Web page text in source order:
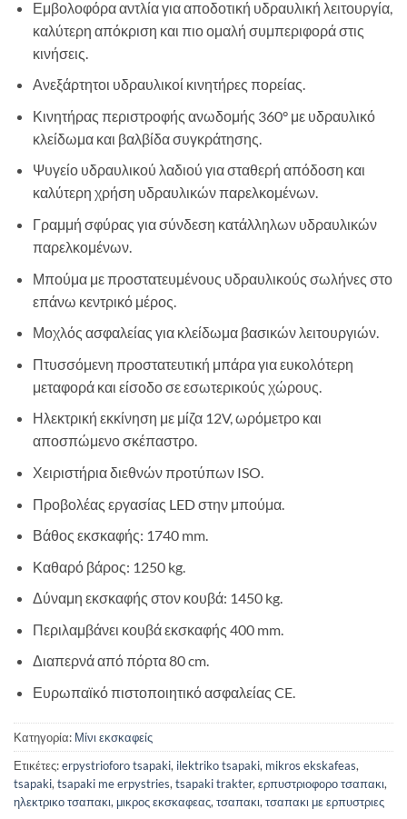
Εμβολοφόρα αντλία για αποδοτική υδραυλική λειτουργία,
καλύτερη απόκριση και πιο ομαλή συμπεριφορά στις
κινήσεις.
Ανεξάρτητοι υδραυλικοί κινητήρες πορείας.
Κινητήρας περιστροφής ανωδομής 360° με υδραυλικό
κλείδωμα και βαλβίδα συγκράτησης.
Ψυγείο υδραυλικού λαδιού για σταθερή απόδοση και
καλύτερη χρήση υδραυλικών παρελκομένων.
Γραμμή σφύρας για σύνδεση κατάλληλων υδραυλικών
παρελκομένων.
Μπούμα με προστατευμένους υδραυλικούς σωλήνες στο
επάνω κεντρικό μέρος.
Μοχλός ασφαλείας για κλείδωμα βασικών λειτουργιών.
Πτυσσόμενη προστατευτική μπάρα για ευκολότερη
μεταφορά και είσοδο σε εσωτερικούς χώρους.
Ηλεκτρική εκκίνηση με μίζα 12V, ωρόμετρο και
αποσπώμενο σκέπαστρο.
Χειριστήρια διεθνών προτύπων ISO.
Προβολέας εργασίας LED στην μπούμα.
Βάθος εκσκαφής: 1740 mm.
Καθαρό βάρος: 1250 kg.
Δύναμη εκσκαφής στον κουβά: 1450 kg.
Περιλαμβάνει κουβά εκσκαφής 400 mm.
Διαπερνά από πόρτα 80 cm.
Ευρωπαϊκό πιστοποιητικό ασφαλείας CE.
Κατηγορία: Μίνι εκσκαφείς
Ετικέτες:erpystrioforo tsapaki, ilektriko tsapaki, mikros ekskafeas,
tsapaki, tsapaki me erpystries, tsapaki trakter, ερπυστριοφορο τσαπακι,
ηλεκτρικο τσαπακι, μικρος εκσκαφεας, τσαπακι, τσαπακι με ερπυστριες